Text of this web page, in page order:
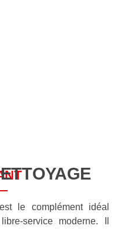
le complément idéal
service moderne. Il